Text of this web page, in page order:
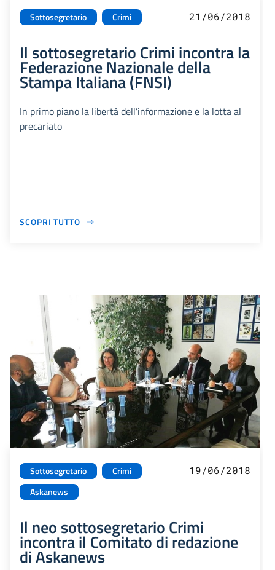
Sottosegretario Crimi 21/06/2018
Il sottosegretario Crimi incontra la
Federazione Nazionale della
Stampa Italiana (FNSI)
In primo piano la libertà dell’informazione e la lotta al
precariato
SCOPRI TUTTO
Sottosegretario
Crimi
Askanews
19/06/2018
Il neo sottosegretario Crimi
incontra il Comitato di redazione
di Askanews